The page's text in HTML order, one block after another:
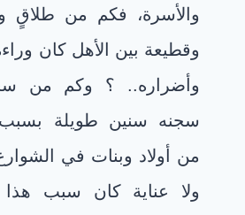
والأسرة، فكم من طلاقٍ
وقطيعة بين الأهل كان
وأضراره.. ؟ وكم من
سجنه سنين طويلة بسبب
من أولاد وبنات في
ولا عناية كان سبب هذا